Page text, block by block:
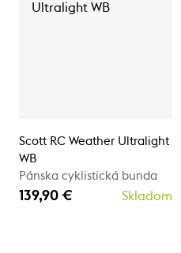
Scott RC Weather Ultralight
WB
Pánska cyklistická bunda
139,90 € Skladom